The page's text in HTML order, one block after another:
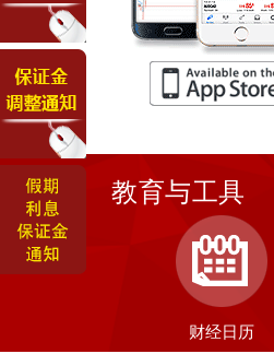
教育与工具
财经日历